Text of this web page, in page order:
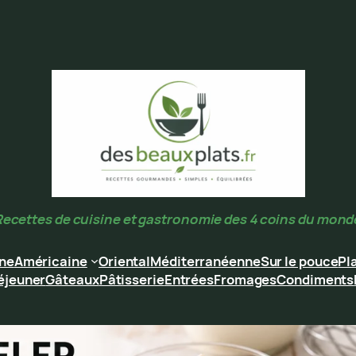
de cuisine et gastronomie des 4 coins du
Américaine OrientalMéditerranéenneSur le pouce
GâteauxPâtisserieEntréesFromagesCondiments